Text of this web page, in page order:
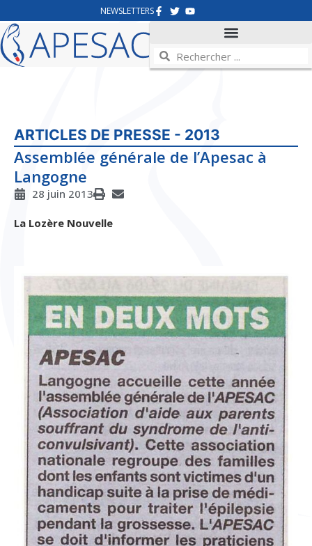
NEWSLETTERS
ARTICLES DE PRESSE - 2013
Assemblée générale de l’Apesac à
Langogne
28 juin 2013
La Lozère Nouvelle